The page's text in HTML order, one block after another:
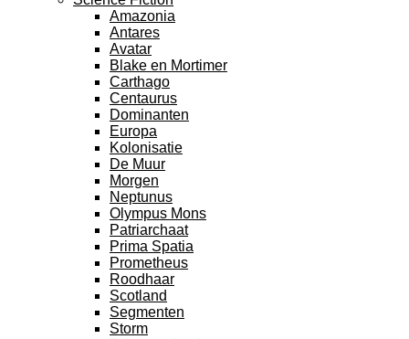
Amazonia
Antares
Avatar
Blake en Mortimer
Carthago
Centaurus
Dominanten
Europa
Kolonisatie
De Muur
Morgen
Neptunus
Olympus Mons
Patriarchaat
Prima Spatia
Prometheus
Roodhaar
Scotland
Segmenten
Storm